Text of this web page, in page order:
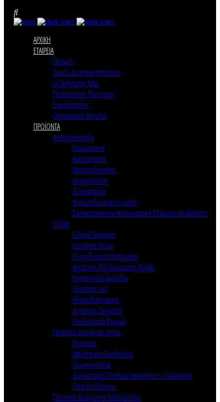
ΑΡΧΙΚΗ
ΕΤΑΙΡΕΙΑ
Προφίλ
Τομείς Δραστηριοποίησης
Οι Άνθρωποι Μας
Πιστοποίηση Ποιότητας
Εγκαταστάσεις
Οικονομικά στοιχεία
ΠΡΟΪΟΝΤΑ
Φυτοπροστασία
Εντομοκτόνα
Ακαρεοκτόνα
Νηματωδοκτόνα
Μυκητοκτόνα
Ζιζανιοκτόνα
Φυτορυθμιστικές Ουσίες
Σαλιγκαροκτόνα-Απολυμαντικά Εδάφους-Διαβρέκτες
Θρέψη
Ειδικά Προϊόντα
Προϊόντα Θείου
Υδατοδιαλυτά Λιπάσματα
Agrichem/Εξειδικευμένη Θρέψη
Ιχνοστοιχεία Αμινοξέα
Προϊόντα Gel
Εδαφοβελτιωτικά
Διάφορα Προϊόντα
Εκχυλίσματα Φυκιών
Προϊόντα Δημόσιας Υγείας
Βιοκτόνα
Απωθητικά-Οικολογικά
Τρωκτικοκτόνα
Δολωματικοί Σταθμοί Ασφαλείας – Κολλητικές
Παγίδες Ελέγχου
Προϊόντα Βιολογικής Καλλιέργειας